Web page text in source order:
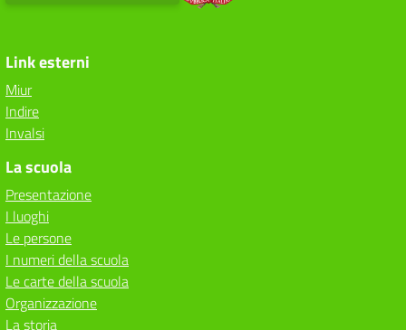
Link esterni
Miur
Indire
Invalsi
La scuola
Presentazione
I luoghi
Le persone
I numeri della scuola
Le carte della scuola
Organizzazione
La storia